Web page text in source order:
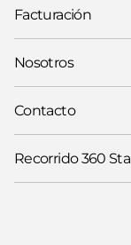
Facturación
Nosotros
Contacto
Recorrido 360